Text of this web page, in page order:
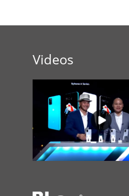
Videos